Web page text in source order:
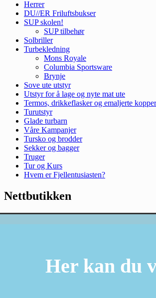
Herrer
DU//ER Friluftsbukser
SUP skolen!
SUP tilbehør
Solbriller
Turbekledning
Mons Royale
Columbia Sportsware
Brynje
Sove ute utstyr
Utstyr for å lage og nyte mat ute
Termos, drikkeflasker og emaljerte kopper
Turutstyr
Glade turbarn
Våre Kampanjer
Tursko og brodder
Sekker og bagger
Truger
Tur og Kurs
Hvem er Fjellentusiasten?
Nettbutikken
Her kan du